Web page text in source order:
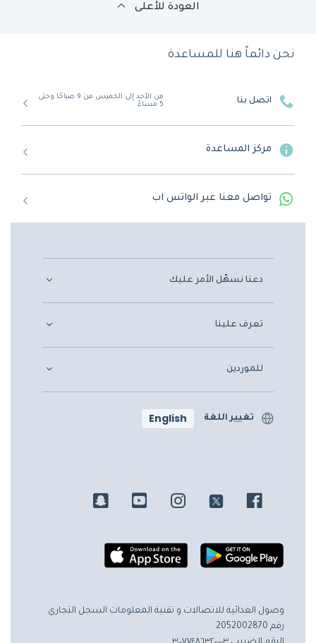
العودة للأعلى
نحن دائماً هنا للمساعدة
اتصل بنا
من الأحد إلى الخميس من 9 صباحًا وحتى
5 مساءً
مركز المساعدة
تواصل معنا عبر الواتس اب
دعنا نسهّل الأمر عليك
تعرف علينا
للموردين
تغيير اللغة English
وصول الغذائية للاتصالات و تقنية المعلومات السجل التجاري
رقم 2052002870